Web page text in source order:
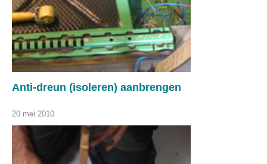
Anti-dreun (isoleren) aanbrengen
20 mei 2010